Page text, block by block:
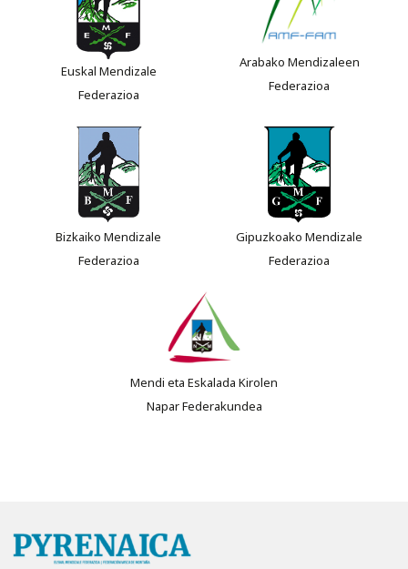
Euskal Mendizale
Federazioa
Arabako Mendizaleen
Federazioa
Bizkaiko Mendizale
Federazioa
Gipuzkoako Mendizale
Federazioa
Mendi eta Eskalada Kirolen
Napar Federakundea